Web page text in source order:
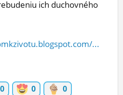
ich duchovného
...
0 0 0